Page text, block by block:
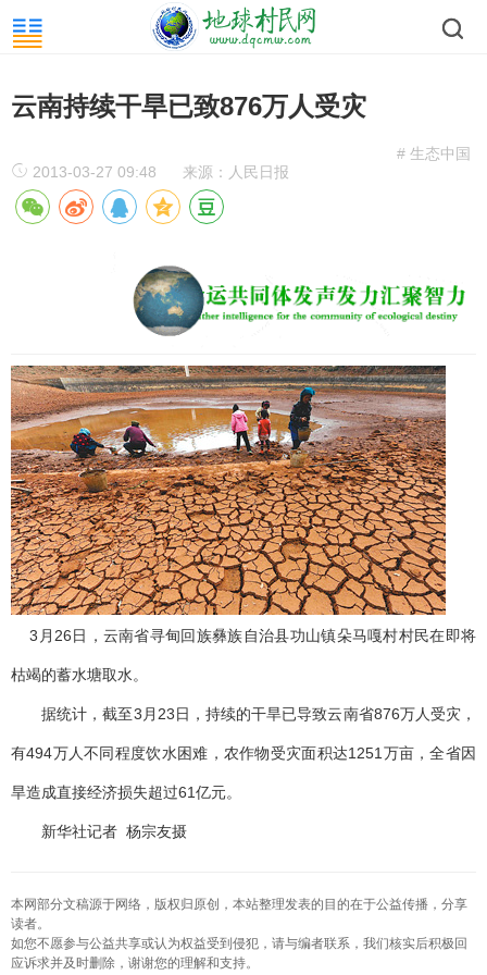
云南持续干旱已致876万人受灾
# 生态中国
2013-03-27 09:48
来源：人民日报
3月26日，云南省寻甸回族彝族自治县功山镇朵马嘎村村民在即将
枯竭的蓄水塘取水。
据统计，截至3月23日，持续的干旱已导致云南省876万人受灾，
有494万人不同程度饮水困难，农作物受灾面积达1251万亩，全省因
旱造成直接经济损失超过61亿元。
新华社记者 杨宗友摄
本网部分文稿源于网络，版权归原创，本站整理发表的目的在于公益传播，分享
读者。
如您不愿参与公益共享或认为权益受到侵犯，请与编者联系，我们核实后积极回
应诉求并及时删除，谢谢您的理解和支持。